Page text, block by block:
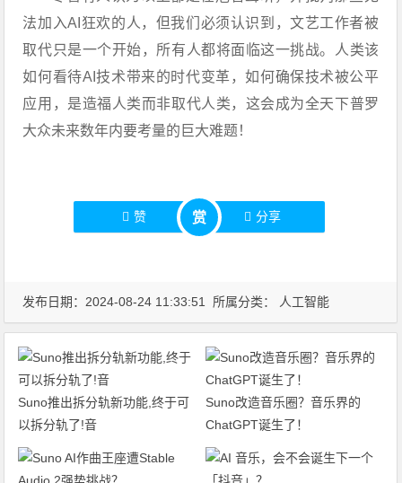
法加入AI狂欢的人，但我们必须认识到，文艺工作者被
取代只是一个开始，所有人都将面临这一挑战。人类该
如何看待AI技术带来的时代变革，如何确保技术被公平
应用，是造福人类而非取代人类，这会成为全天下普罗
大众未来数年内要考量的巨大难题！
赞 赏 分享
发布日期：2024-08-24 11:33:51 所属分类： 人工智能
Suno推出拆分轨新功能,终于可
以拆分轨了!音
Suno改造音乐圈？音乐界的
ChatGPT诞生了！